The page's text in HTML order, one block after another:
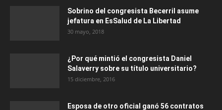
Sobrino del congresista Becerril asume
jefatura en EsSalud de La Libertad
30 mayo, 2018
¿Por qué mintió el congresista Daniel
Salaverry sobre su título universitario?
15 diciembre, 2016
Esposa de otro oficial ganó 56 contratos